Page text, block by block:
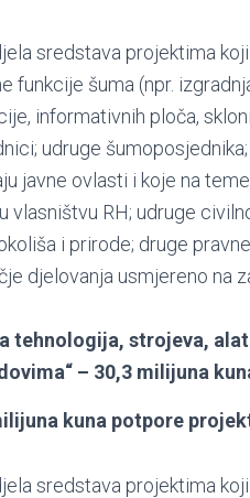
sredstava projektima
funkcije šuma (npr.
informativnih ploča,
udruge
javne ovlasti i koje na
vlasništvu RH; udruge
i prirode; druge
djelovanja usmjereno na
tehnologija, strojeva,
– 30,3 milijuna
kuna potpore
sredstava projektima